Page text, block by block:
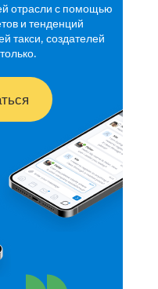
отрасли с помощью
и тенденций
такси, создателей